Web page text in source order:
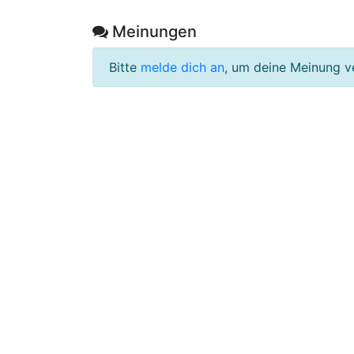
Meinungen
Bitte melde dich an, um deine Meinung